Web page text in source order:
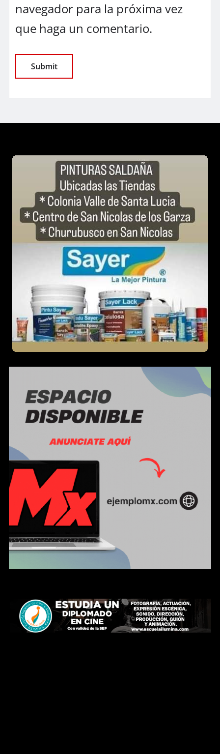
navegador para la próxima vez
que haga un comentario.